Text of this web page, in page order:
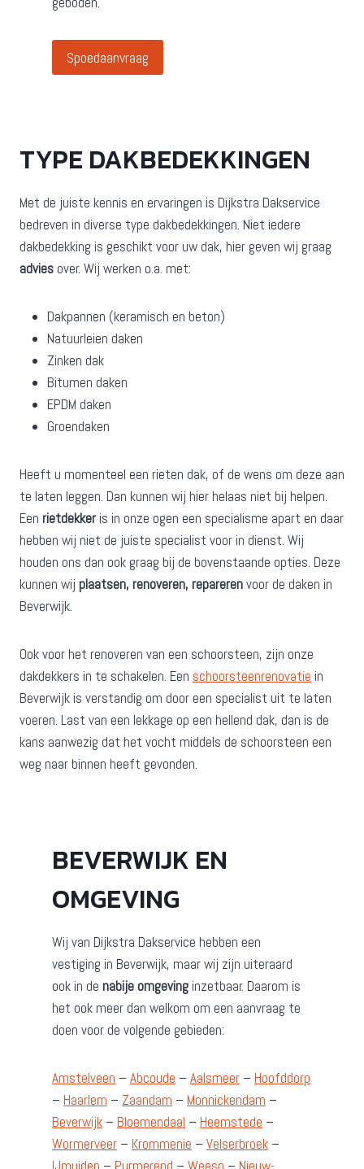
Spoedaanvraag
TYPE DAKBEDEKKINGEN
Met de juiste kennis en ervaringen is Dijkstra Dakservice
bedreven in diverse type dakbedekkingen. Niet iedere
dakbedekking is geschikt voor uw dak, hier geven wij graag
advies over. Wij werken o.a. met:
Dakpannen (keramisch en beton)
Natuurleien daken
Zinken dak
Bitumen daken
EPDM daken
Groendaken
Heeft u momenteel een rieten dak, of de wens om deze aan
te laten leggen. Dan kunnen wij hier helaas niet bij helpen.
Een rietdekker is in onze ogen een specialisme apart en daar
hebben wij niet de juiste specialist voor in dienst. Wij
houden ons dan ook graag bij de bovenstaande opties. Deze
kunnen wij plaatsen, renoveren, reparerenvoor de daken in
Beverwijk.
Ook voor het renoveren van een schoorsteen, zijn onze
dakdekkers in te schakelen. Een schoorsteenrenovatie in
Beverwijk is verstandig om door een specialist uit te laten
voeren. Last van een lekkage op een hellend dak, dan is de
kans aanwezig dat het vocht middels de schoorsteen een
weg naar binnen heeft gevonden.
BEVERWIJK EN
OMGEVING
Wij van Dijkstra Dakservice hebben een
vestiging in Beverwijk, maar wij zijn uiteraard
ook in de nabije omgeving inzetbaar. Daarom is
het ook meer dan welkom om een aanvraag te
doen voor de volgende gebieden:
Amstelveen – Abcoude – Aalsmeer – Hoofddorp
– Haarlem – Zaandam – Monnickendam –
Beverwijk – Bloemendaal – Heemstede –
Wormerveer – Krommenie – Velserbroek –